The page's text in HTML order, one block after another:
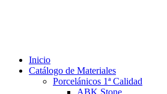
Inicio
Catálogo de Materiales
Porcelánicos 1ª Calidad
ABK Stone